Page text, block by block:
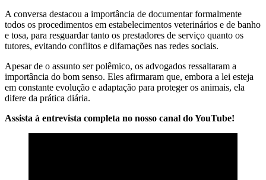
A conversa destacou a importância de documentar formalmente
todos os procedimentos em estabelecimentos veterinários e de banho
e tosa, para resguardar tanto os prestadores de serviço quanto os
tutores, evitando conflitos e difamações nas redes sociais.
Apesar de o assunto ser polêmico, os advogados ressaltaram a
importância do bom senso. Eles afirmaram que, embora a lei esteja
em constante evolução e adaptação para proteger os animais, ela
difere da prática diária.
Assista à entrevista completa no nosso canal do YouTube!